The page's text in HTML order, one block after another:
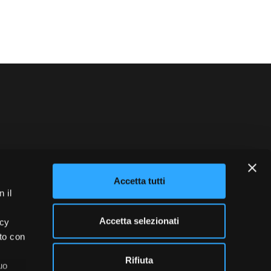
il
con
Accetta tutti
Accetta selezionati
Rifiuta